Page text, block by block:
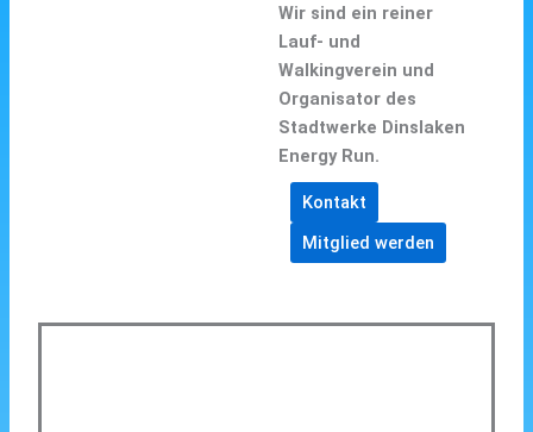
Wir sind ein reiner
Lauf- und
Walkingverein und
Organisator des
Stadtwerke Dinslaken
Energy Run.
Kontakt
Mitglied werden